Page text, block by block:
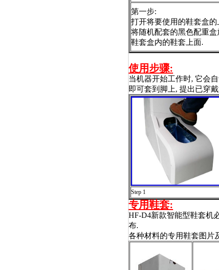
第一步:
打开将要使用的鞋套盒的
将随机配套的黑色配重盒
鞋套盒内的鞋套上面.
使用步骤:
当机器开始工作时, 它会
即可套到脚上, 提出已穿
Step 1
专用鞋套:
HF-D4新款智能型鞋套机
布.
各种材料的专用鞋套图片